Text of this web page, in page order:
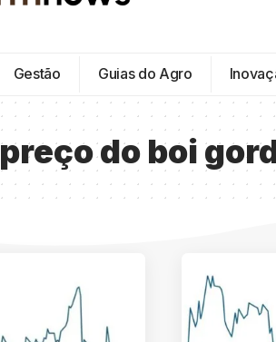
Gestão Guias do Agro
preço do boi